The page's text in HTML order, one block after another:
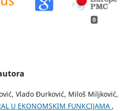
0
Vlado Đurković, Miloš Miljković,
U EKONOMSKIM FUNKCIJAMA ,